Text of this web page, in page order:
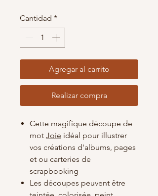
Cantidad *
Agregar al carrito
Realizar compra
Cette magifique découpe de
mot Joie idéal pour illustrer
vos créations d'albums, pages
et ou carteries de
scrapbooking
Les découpes peuvent être